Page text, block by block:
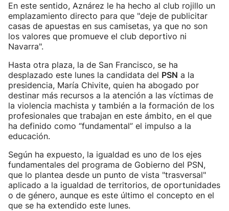
En este sentido, Aznárez le ha hecho al club rojillo un
emplazamiento directo para que "deje de publicitar
casas de apuestas en sus camisetas, ya que no son
los valores que promueve el club deportivo ni
Navarra".
Hasta otra plaza, la de San Francisco, se ha
desplazado este lunes la candidata del PSN a la
presidencia, María Chivite, quien ha abogado por
destinar más recursos a la atención a las víctimas de
la violencia machista y también a la formación de los
profesionales que trabajan en este ámbito, en el que
ha definido como “fundamental” el impulso a la
educación.
Según ha expuesto, la igualdad es uno de los ejes
fundamentales del programa de Gobierno del PSN,
que lo plantea desde un punto de vista "trasversal"
aplicado a la igualdad de territorios, de oportunidades
o de género, aunque es este último el concepto en el
que se ha extendido este lunes.